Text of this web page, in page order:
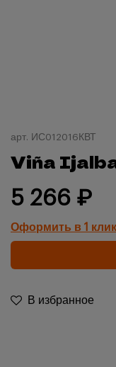
арт. ИС012016КВТ
Viña
В избранное
5 266 ₽
Оформить в 1 клик